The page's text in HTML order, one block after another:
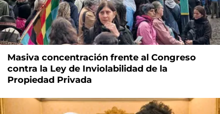
Masiva concentración frente al Congreso
contra la Ley de Inviolabilidad de la
Propiedad Privada